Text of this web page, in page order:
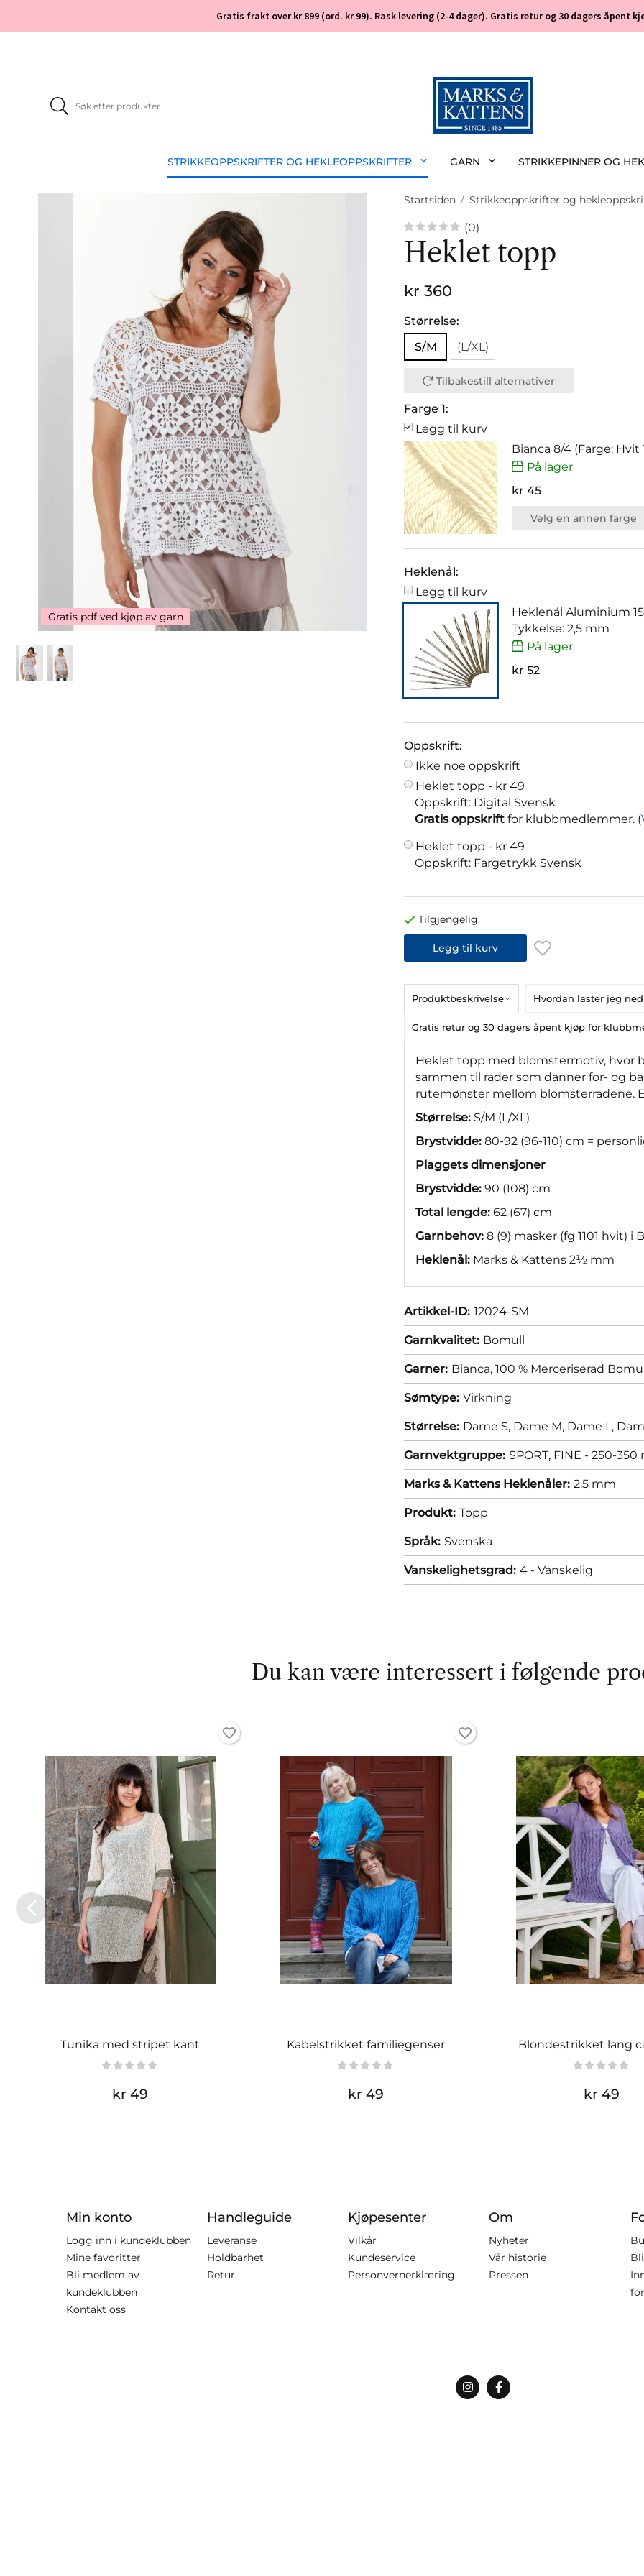
Gratis frakt over kr 899 (ord. kr 99). Rask levering (2-4 dager). Gratis retur og 30 dagers åpent
STRIKKEOPPSKRIFTER OG HEKLEOPPSKRIFTER GARN STRIKKEPINNER OG
Gratis pdf ved kjøp av garn
Gratis pdf ved kjøp av garn
Startsiden / Strikkeoppskrifter og
(0)
Heklet topp
kr 360
Størrelse:
S/M
(L/XL)
Tilbakestill alternativer
Farge 1:
Legg til kurv
Bianca 8/4 (Farge: Hvit
På lager
kr 45
Velg en annen farge
Heklenål:
Legg til kurv
Heklenål Aluminium
Tykkelse: 2,5 mm
På lager
kr 52
Oppskrift:
Ikke noe oppskrift
Heklet topp - kr 49
Oppskrift: Digital Svensk
Gratis oppskrift for klubbmedlemmer. (
Heklet topp - kr 49
Oppskrift: Fargetrykk Svensk
Tilgjengelig
Legg til kurv
Produktbeskrivelse Hvordan laster jeg
Gratis retur og 30 dagers åpent kjøp for
Heklet topp med blomstermotiv, hvor
sammen til rader som danner for- og
rutemønster mellom blomsterradene.
Størrelse: S/M (L/XL)
Brystvidde: 80-92 (96-110) cm =
Plaggets dimensjoner
Brystvidde: 90 (108) cm
Total lengde: 62 (67) cm
Garnbehov: 8 (9) masker (fg 1101 hvit) i
Heklenål: Marks & Kattens 2½ mm
Artikkel-ID: 12024-SM
Garnkvalitet: Bomull
Garner: Bianca, 100 % Merceriserad
Sømtype: Virkning
Størrelse: Dame S, Dame M, Dame L,
Garnvektgruppe: SPORT, FINE - 250-350
Marks & Kattens Heklenåler: 2.5 mm
Produkt: Topp
Språk: Svenska
Vanskelighetsgrad: 4 - Vanskelig
Du kan være interessert i følgende
Tunika med stripet kant
kr 49
Kabelstrikket familiegenser
kr 49
Blondestrikket lang
kr 49
Min konto
Logg inn i kundeklubben
Mine favoritter
Bli medlem av
kundeklubben
Kontakt oss
Handleguide
Leveranse
Holdbarhet
Retur
Kjøpesenter
Vilkår
Kundeservice
Personvernerklæring
Om
Nyheter
Vår historie
Pressen